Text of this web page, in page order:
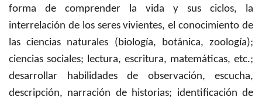
forma de comprender la vida y sus ciclos, la
interrelación de los seres vivientes, el conocimiento de
las ciencias naturales (biología, botánica, zoología);
ciencias sociales; lectura, escritura, matemáticas, etc.;
desarrollar habilidades de observación, escucha,
descripción, narración de historias; identificación de